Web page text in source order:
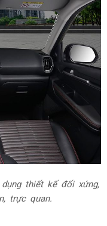
thiết kế đối xứng,
trực quan.